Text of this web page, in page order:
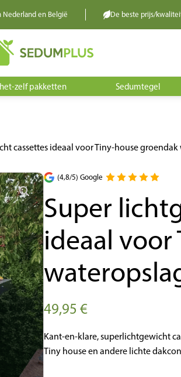
Nederland en België De beste prijs/
zelf pakketten Sedumtegel
cassettes ideaal voor Tiny-house groendak
(4,8/5) Google
Super
ideaal
49,95 €
Kant-en-klare, superlichtgewicht
Tiny house en andere lichte